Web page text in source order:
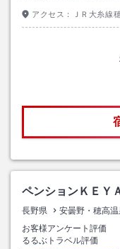
アクセス： ＪＲ大糸線
ペンションＫＥＹ
長野県 安曇野・穂高
お客様アンケート評価
るるぶトラベル評価